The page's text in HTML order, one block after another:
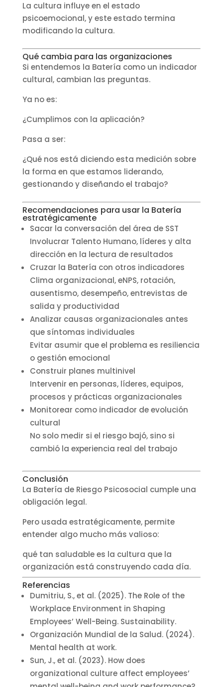
La cultura influye en el estado
psicoemocional, y este estado termina
modificando la cultura.
Qué cambia para las organizaciones
Si entendemos la Batería como un indicador
cultural, cambian las preguntas.
Ya no es:
¿Cumplimos con la aplicación?
Pasa a ser:
¿Qué nos está diciendo esta medición sobre
la forma en que estamos liderando,
gestionando y diseñando el trabajo?
Recomendaciones para usar la Batería
estratégicamente
Sacar la conversación del área de SST
Involucrar Talento Humano, líderes y alta
dirección en la lectura de resultados
Cruzar la Batería con otros indicadores
Clima organizacional, eNPS, rotación,
ausentismo, desempeño, entrevistas de
salida y productividad
Analizar causas organizacionales antes
que síntomas individuales
Evitar asumir que el problema es resiliencia
o gestión emocional
Construir planes multinivel
Intervenir en personas, líderes, equipos,
procesos y prácticas organizacionales
Monitorear como indicador de evolución
cultural
No solo medir si el riesgo bajó, sino si
cambió la experiencia real del trabajo
Conclusión
La Batería de Riesgo Psicosocial cumple una
obligación legal.
Pero usada estratégicamente, permite
entender algo mucho más valioso:
qué tan saludable es la cultura que la
organización está construyendo cada día.
Referencias
Dumitriu, S., et al. (2025). The Role of the
Workplace Environment in Shaping
Employees’ Well-Being. Sustainability.
Organización Mundial de la Salud. (2024).
Mental health at work.
Sun, J., et al. (2023). How does
organizational culture affect employees’